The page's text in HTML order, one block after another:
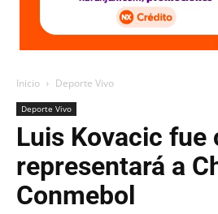
Inicio Deporte Vivo
Deporte Vivo
Luis Kovacic fue
representará a
Conmebol